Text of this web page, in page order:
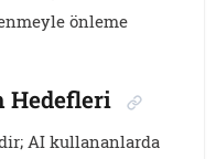
önleme
Hedefleri
AI kullananlarda